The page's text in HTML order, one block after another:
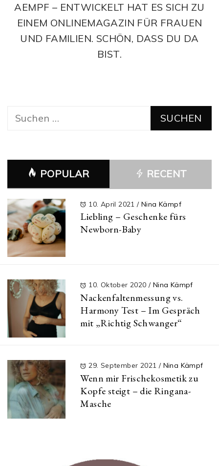
AEMPF – ENTWICKELT HAT ES SICH ZU
EINEM ONLINEMAGAZIN FÜR FRAUEN
UND FAMILIEN. SCHÖN, DASS DU DA
BIST.
Suchen
POPULAR RECENT
10. April 2021/ Nina Kämpf
Liebling – Geschenke fürs
Newborn-Baby
10. Oktober 2020 / Nina Kämpf
Nackenfaltenmessung vs.
Harmony Test – Im Gespräch
mit „Richtig Schwanger“
29. September 2021 / Nina Kämpf
Wenn mir Frischekosmetik zu
Kopfe steigt – die Ringana-
Masche